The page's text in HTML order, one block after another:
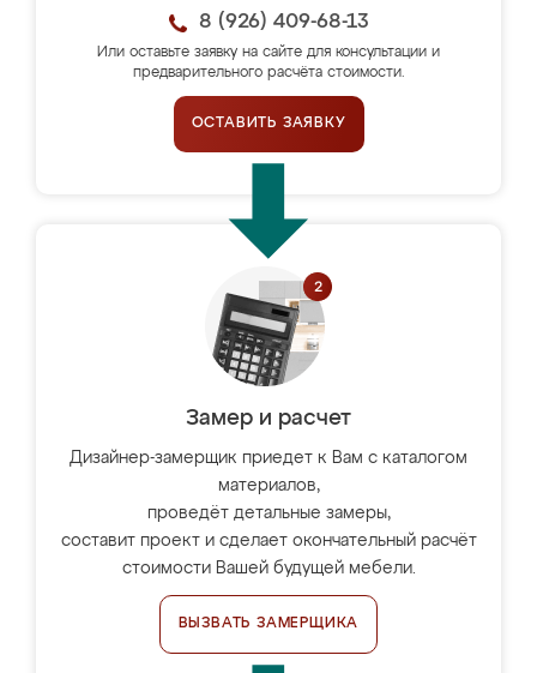
8 (926) 409-68-13
Или оставьте заявку на сайте для консультации и
предварительного расчёта стоимости.
ОСТАВИТЬ ЗАЯВКУ
Замер и расчет
Дизайнер-замерщик приедет к Вам с каталогом
материалов,
проведёт детальные замеры,
составит проект и сделает окончательный расчёт
стоимости Вашей будущей мебели.
ВЫЗВАТЬ ЗАМЕРЩИКА